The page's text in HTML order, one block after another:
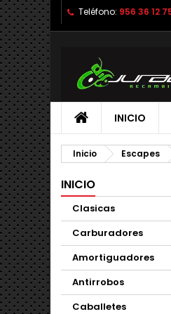
Teléfono: 956 36 12
INICIO
Inicio Escapes
INICIO
Clasicas
Carburadores
Amortiguadores
Antirrobos
Caballetes